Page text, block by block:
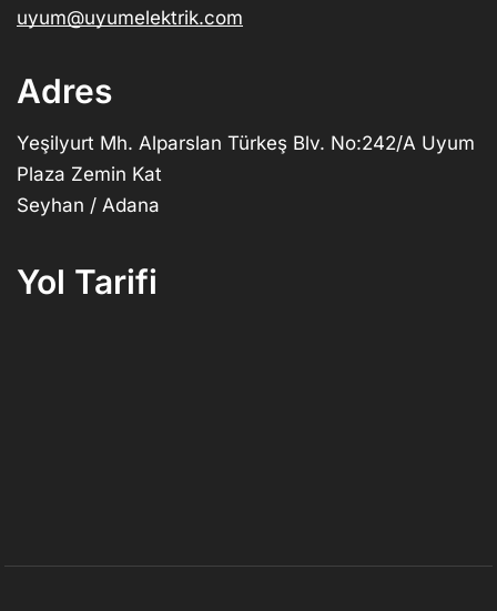
uyum@uyumelektrik.com
Adres
Yeşilyurt Mh. Alparslan Türkeş Blv. No:242/A Uyum
Plaza Zemin Kat
Seyhan / Adana
Yol Tarifi